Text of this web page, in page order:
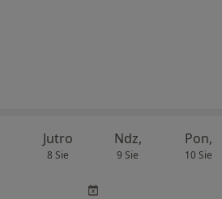
Jutro
8 Sie
Ndz,
9 Sie
Pon,
10 Sie